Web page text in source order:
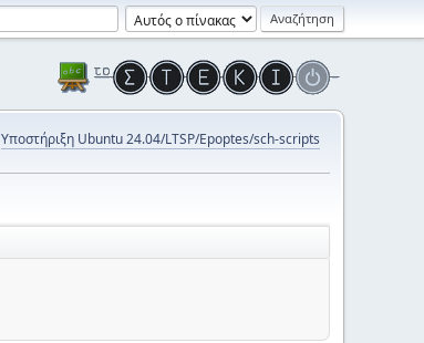
Υποστήριξη Ubuntu 24.04/LTSP/Epoptes/sch-scripts